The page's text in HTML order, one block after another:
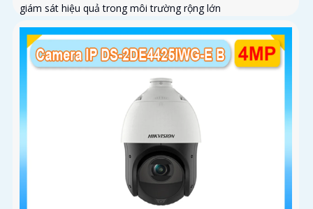
giám sát hiệu quả trong môi trường rộng lớn